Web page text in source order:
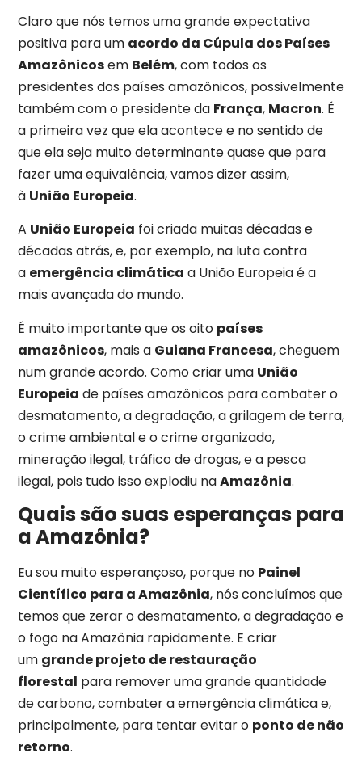
Claro que nós temos uma grande expectativa
positiva para um acordo da Cúpula dos Países
Amazônicosem Belém, com todos os
presidentes dos países amazônicos, possivelmente
também com o presidente da França, Macron. É
a primeira vez que ela acontece e no sentido de
que ela seja muito determinante quase que para
fazer uma equivalência, vamos dizer assim,
à União Europeia.
A União Europeia foi criada muitas décadas e
décadas atrás, e, por exemplo, na luta contra
a emergência climática a União Europeia é a
mais avançada do mundo.
É muito importante que os oito países
amazônicos, mais a Guiana Francesa, cheguem
num grande acordo. Como criar uma União
Europeia de países amazônicos para combater o
desmatamento, a degradação, a grilagem de terra,
o crime ambiental e o crime organizado,
mineração ilegal, tráfico de drogas, e a pesca
ilegal, pois tudo isso explodiu naAmazônia.
Quais são suas esperanças para
a Amazônia?
Eu sou muito esperançoso, porque no Painel
Científico para a Amazônia, nós concluímos que
temos que zerar o desmatamento, a degradação e
o fogo na Amazônia rapidamente. E criar
um grande projeto de restauração
florestal para remover uma grande quantidade
de carbono, combater a emergência climática e,
principalmente, para tentar evitar o ponto de não
retorno.